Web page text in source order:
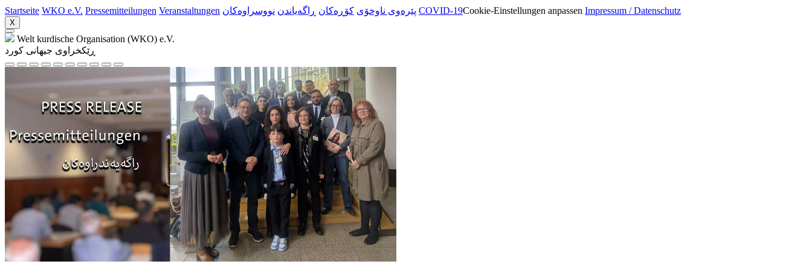
Startseite WKO e.V. Pressemitteilungen Veranstaltungen پێرەوی ناوخۆی کۆڕەکان ڕاگەیاندن نووسراوه‌کان COVID-19Cookie-Einstellungen anpassen Impressum / Datenschutz
X
Welt kurdische Organisation (WKO) e.V.
ڕێکخراوی جیهانی کورد